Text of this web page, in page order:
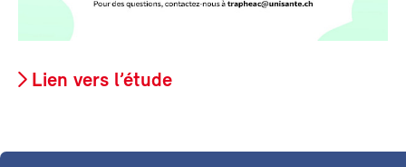
Lien vers l’étude